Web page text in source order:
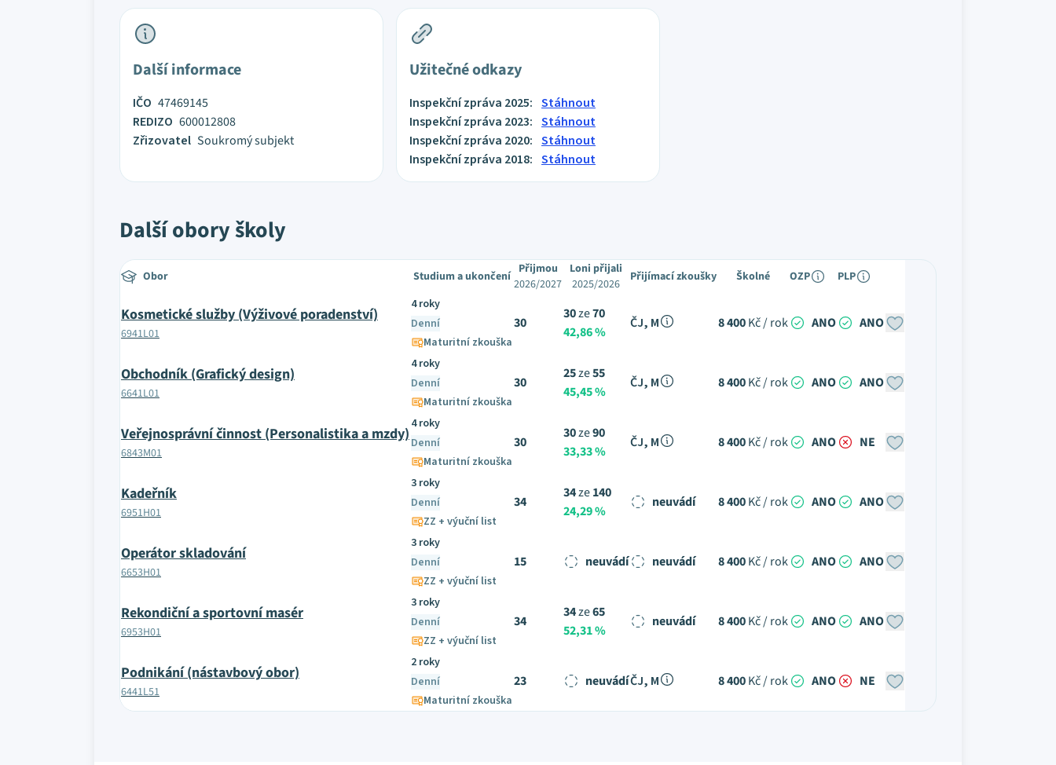
Další informace
IČO 47469145
REDIZO 600012808
Zřizovatel Soukromý subjekt
Užitečné odkazy
Inspekční zpráva 2025: Stáhnout
Inspekční zpráva 2023: Stáhnout
Inspekční zpráva 2020: Stáhnout
Inspekční zpráva 2018: Stáhnout
Další obory školy
Obor Studium a ukončení Přijmou
2026/2027
Loni přijali
2025/2026
Přijímací zkoušky Školné OZP PLP
Kosmetické služby (Výživové poradenství)
6941L01
4 roky
Denní
Maturitní zkouška
30
30ze70
42,86 %
ČJ, M 8 400Kč / rok ANO ANO
Obchodník (Grafický design)
6641L01
4 roky
Denní
Maturitní zkouška
30
25ze55
45,45 %
ČJ, M 8 400Kč / rok ANO ANO
Veřejnosprávní činnost (Personalistika a mzdy)
6843M01
4 roky
Denní
Maturitní zkouška
30
30ze90
33,33 %
ČJ, M 8 400Kč / rok ANO NE
Kadeřník
6951H01
3 roky
Denní
ZZ + výuční list
34
34ze140
24,29 %
neuvádí 8 400Kč / rok ANO ANO
Operátor skladování
6653H01
3 roky
Denní
ZZ + výuční list
15 neuvádí neuvádí 8 400Kč / rok ANO ANO
Rekondiční a sportovní masér
6953H01
3 roky
Denní
ZZ + výuční list
34
34ze65
52,31 %
neuvádí 8 400Kč / rok ANO ANO
Podnikání (nástavbový obor)
6441L51
2 roky
Denní
Maturitní zkouška
23 neuvádíČJ, M 8 400Kč / rok ANO NE